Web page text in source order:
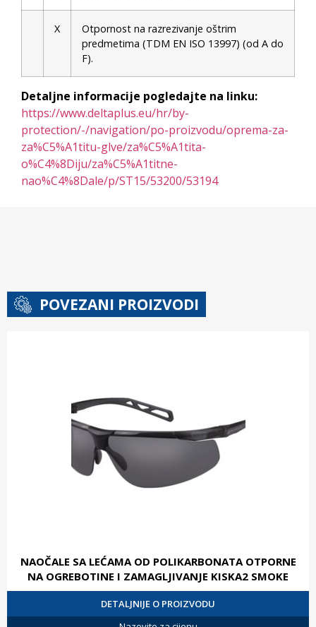
X
Otpornost na razrezivanje oštrim
predmetima (TDM EN ISO 13997) (od A do
F).
Detaljne informacije pogledajte na linku:
https://www.deltaplus.eu/hr/by-
protection/-/navigation/po-proizvodu/oprema-za-
za%C5%A1titu-glve/za%C5%A1tita-
o%C4%8Diju/za%C5%A1titne-
nao%C4%8Dale/p/ST15/53200/53194
POVEZANI PROIZVODI
NAOČALE SA LEĆAMA OD POLIKARBONATA OTPORNE
NA OGREBOTINE I ZAMAGLJIVANJE KISKA2 SMOKE
DETALJNIJE O PROIZVODU